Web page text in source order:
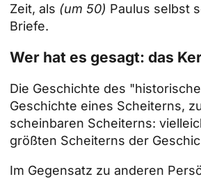
Zeit, als (um 50) Paulus selbst
Briefe.
Wer hat es gesagt: das
Die Geschichte des
Geschichte eines Scheiterns,
scheinbaren Scheiterns:
größten Scheiterns der
Im Gegensatz zu anderen